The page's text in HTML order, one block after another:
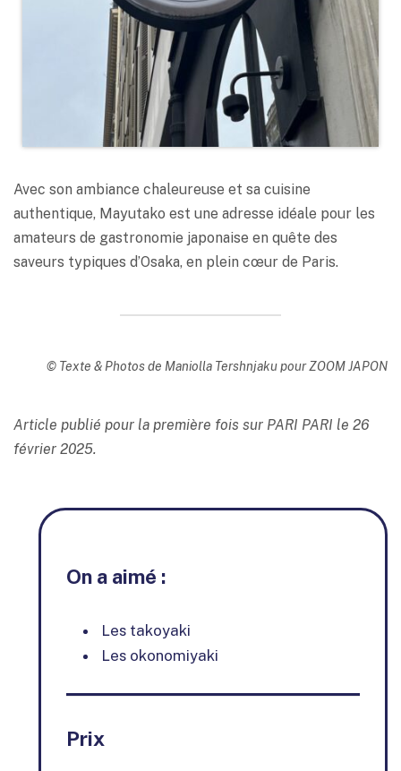
Avec son ambiance chaleureuse et sa cuisine
authentique, Mayutako est une adresse idéale pour les
amateurs de gastronomie japonaise en quête des
saveurs typiques d’Osaka, en plein cœur de Paris.
© Texte & Photos de Maniolla Tershnjaku pour ZOOM JAPON
Article publié pour la première fois sur PARI PARI le 26
février 2025.
On a aimé :
Les takoyaki
Les okonomiyaki
Prix